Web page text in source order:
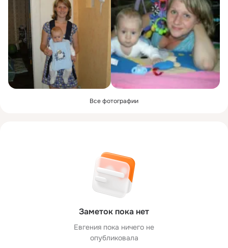
Все фотографии
Заметок пока нет
Евгения пока ничего не
опубликовала